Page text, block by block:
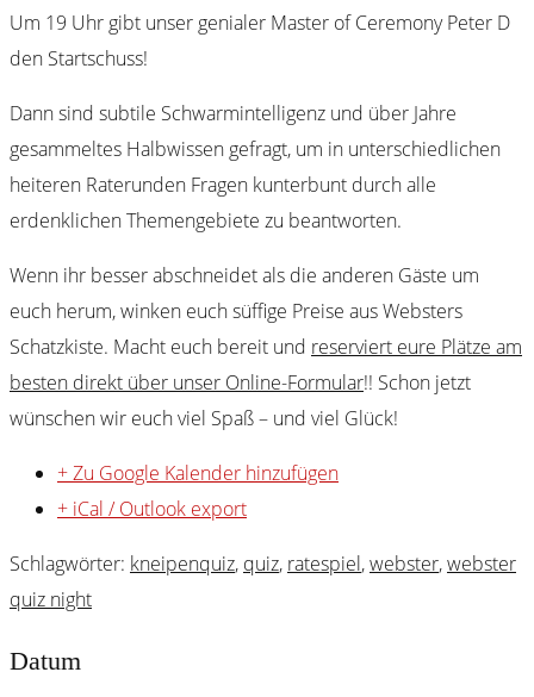
Um 19 Uhr gibt unser genialer Master of Ceremony Peter D
den Startschuss!
Dann sind subtile Schwarmintelligenz und über Jahre
gesammeltes Halbwissen gefragt, um in unterschiedlichen
heiteren Raterunden Fragen kunterbunt durch alle
erdenklichen Themengebiete zu beantworten.
Wenn ihr besser abschneidet als die anderen Gäste um
euch herum, winken euch süffige Preise aus Websters
Schatzkiste. Macht euch bereit und reserviert eure Plätze am
besten direkt über unser Online-Formular!! Schon jetzt
wünschen wir euch viel Spaß – und viel Glück!
+ Zu Google Kalender hinzufügen
+ iCal / Outlook export
Schlagwörter: kneipenquiz, quiz, ratespiel,webster,webster
quiz night
Datum